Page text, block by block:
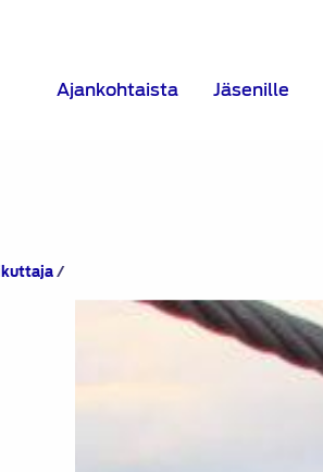
Ajankohtaista Jäsenille
/Ajan